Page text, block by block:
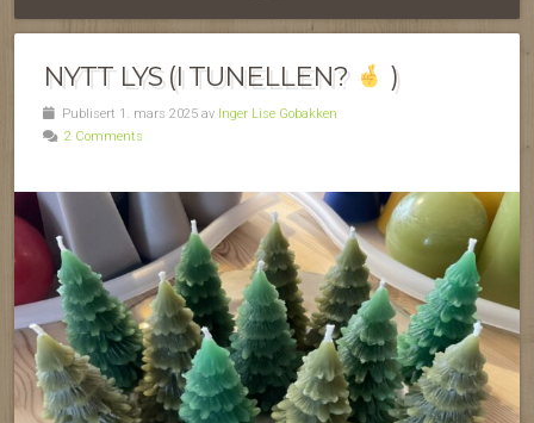
NYTT LYS (I TUNELLEN? )
Publisert 1. mars 2025 av Inger Lise Gobakken
2 Comments